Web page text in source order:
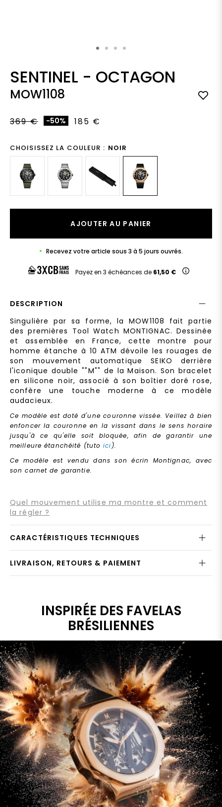
SENTINEL - OCTAGON
MOW1108
369 € -50% 185 €
CHOISISSEZ LA COULEUR : NOIR
AJOUTER AU PANIER
Recevez votre article sous 3 à 5 jours ouvrés.
Payez en 3 échéances de 61,50 €
DESCRIPTION
Singulière par sa forme, la MOW1108 fait partie
des premières Tool Watch MONTIGNAC. Dessinée
et assemblée en France, cette montre pour
homme étanche à 10 ATM dévoile les rouages de
son mouvement automatique SEIKO derrière
l'iconique double ""M"" de la Maison. Son bracelet
en silicone noir, associé à son boîtier doré rose,
confère une touche moderne à ce modèle
audacieux.
Ce modèle est doté d'une couronne vissée. Veillez à bien
enfoncer la couronne en la vissant dans le sens horaire
jusqu'à ce qu'elle soit bloquée, afin de garantir une
meilleure étanchéité (tutoici).
Ce modèle est vendu dans son écrin Montignac, avec
son carnet de garantie.
Quel mouvement utilise ma montre et comment
la régler ?
CARACTÉRISTIQUES TECHNIQUES
LIVRAISON, RETOURS & PAIEMENT
INSPIRÉE DES FAVELAS
BRÉSILIENNES